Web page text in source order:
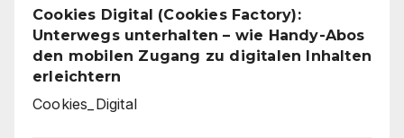
Cookies Digital (Cookies Factory):
Unterwegs unterhalten – wie Handy-Abos
den mobilen Zugang zu digitalen Inhalten
erleichtern
Cookies_Digital